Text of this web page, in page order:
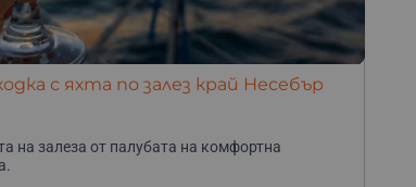
с яхта по залез край Несебър
на залеза от палубата на комфортна